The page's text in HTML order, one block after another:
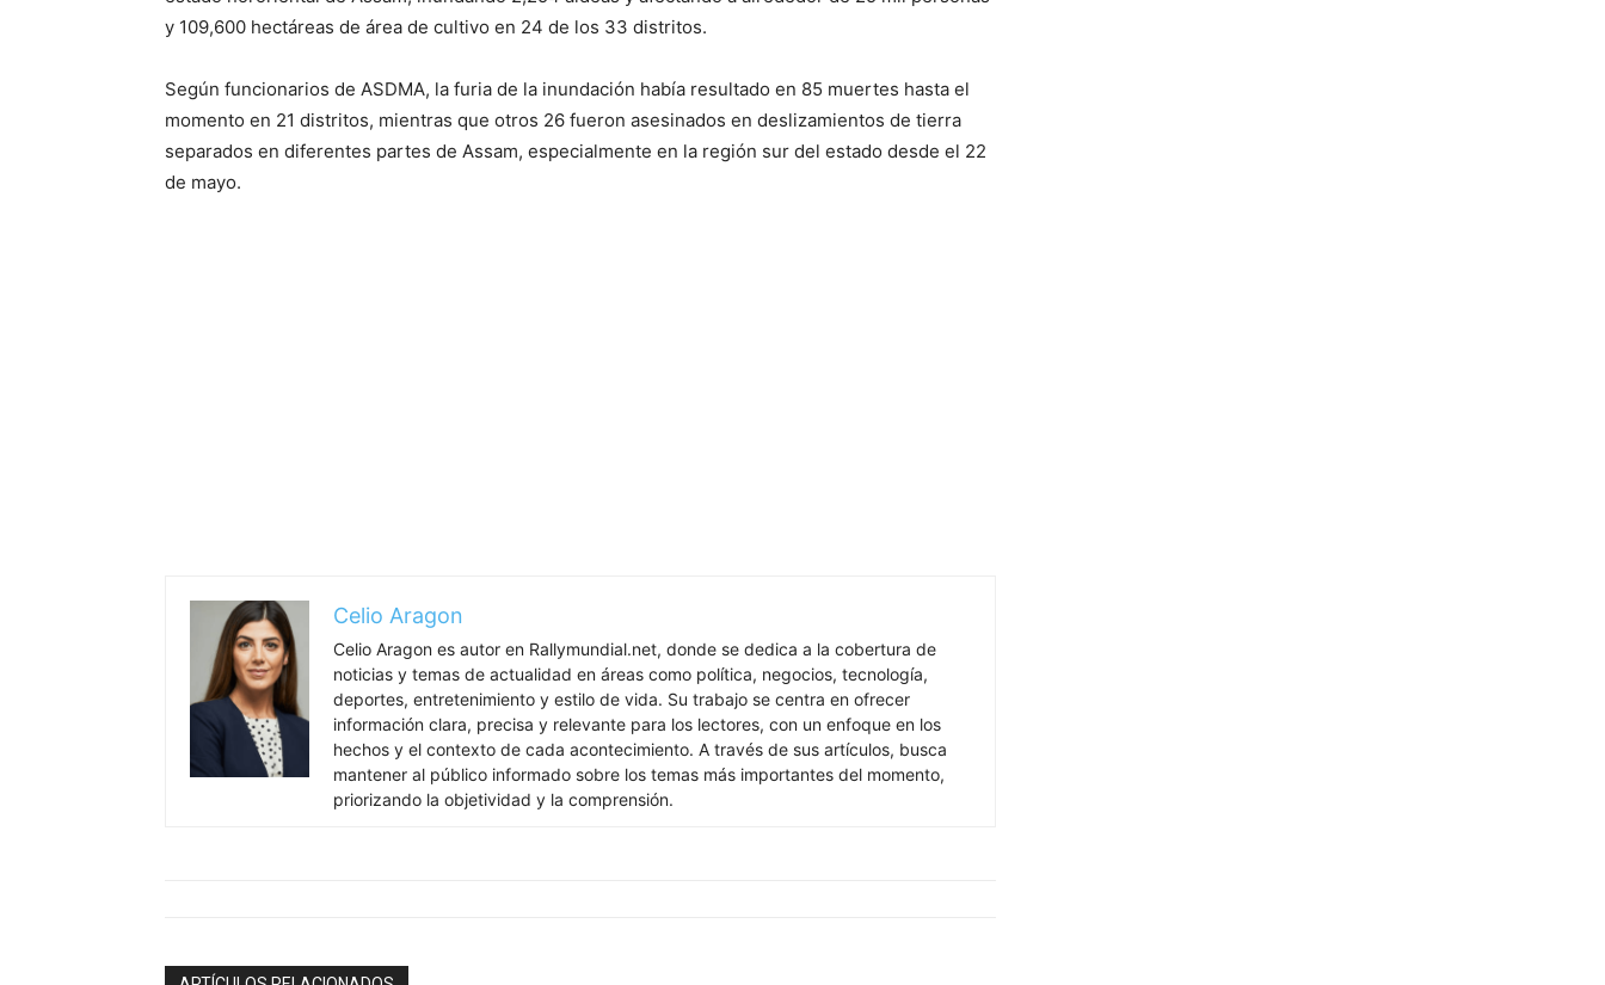
de mayo.
mantener al público informado sobre los temas más importantes del momento,
priorizando la objetividad y la comprensión.